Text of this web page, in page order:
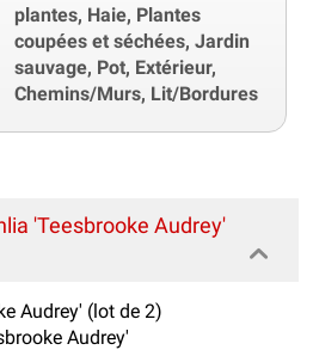
plantes, Haie, Plantes
coupées et séchées, Jardin
sauvage, Pot, Extérieur,
Chemins/Murs, Lit/Bordures
'Teesbrooke Audrey'
Audrey' (lot de 2)
Audrey'